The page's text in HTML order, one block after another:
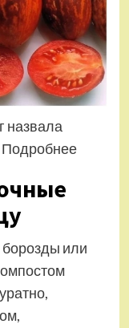
назвала
Подробнее
или